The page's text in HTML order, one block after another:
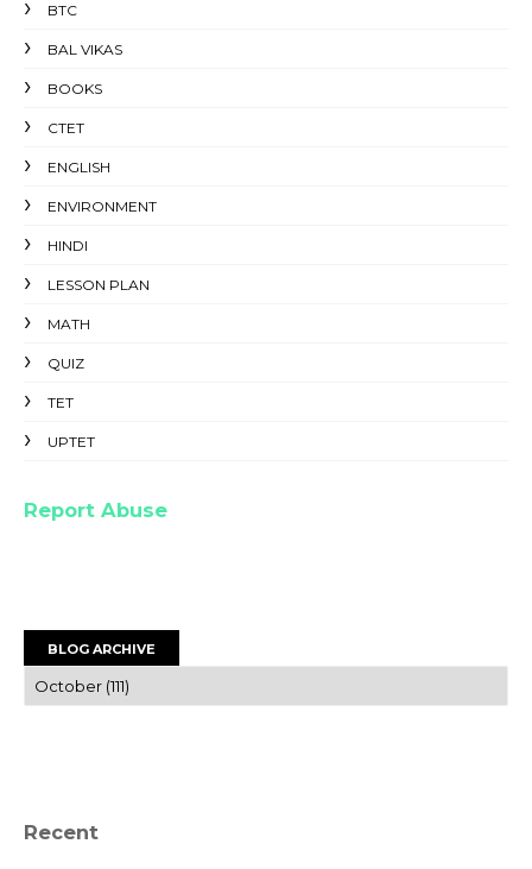
BTC
BAL VIKAS
BOOKS
CTET
ENGLISH
ENVIRONMENT
HINDI
LESSON PLAN
MATH
QUIZ
TET
UPTET
Report Abuse
BLOG ARCHIVE
Recent